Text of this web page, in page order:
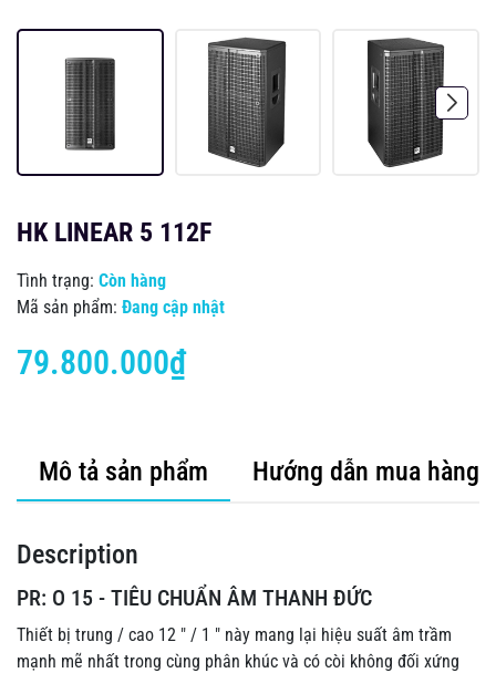
HK LINEAR 5 112F
Tình trạng: Còn hàng
Mã sản phẩm: Đang cập nhật
79.800.000₫
Mô tả sản phẩm Hướng dẫn mua hàng
Description
PR: O 15 - TIÊU CHUẨN ÂM THANH ĐỨC
Thiết bị trung / cao 12 ″ / 1 ″ này mang lại hiệu suất âm trầm
mạnh mẽ nhất trong cùng phân khúc và có còi không đối xứng